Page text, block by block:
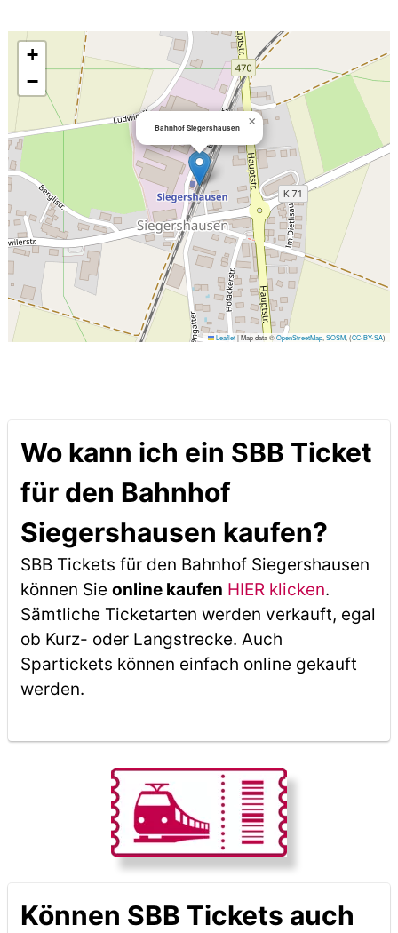
Bahnhof Siegershausen ×
+
−
Leaflet|Map data ©OpenStreetMap ,SOSM , (CC-BY-SA)
Wo kann ich ein SBB Ticket
für den Bahnhof
Siegershausen kaufen?
SBB Tickets für den Bahnhof Siegershausen
können Sie online kaufen HIER klicken.
Sämtliche Ticketarten werden verkauft, egal
ob Kurz- oder Langstrecke. Auch
Spartickets können einfach online gekauft
werden.
Können SBB Tickets auch